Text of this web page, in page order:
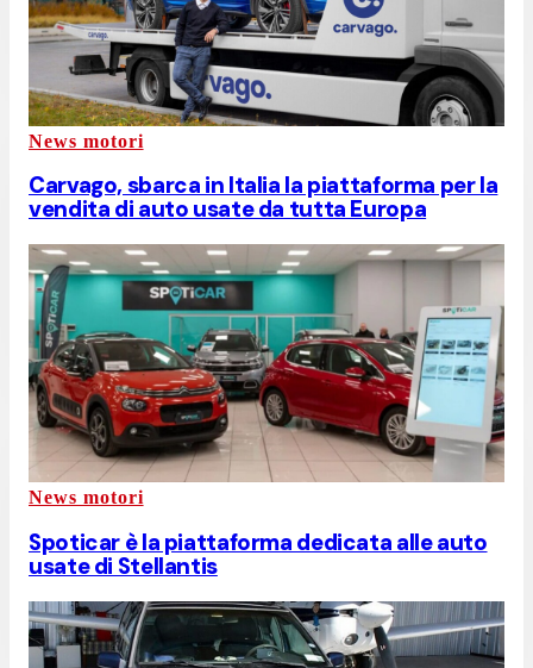
News motori
Carvago, sbarca in Italia la piattaforma per la
vendita di auto usate da tutta Europa
News motori
Spoticar è la piattaforma dedicata alle auto
usate di Stellantis